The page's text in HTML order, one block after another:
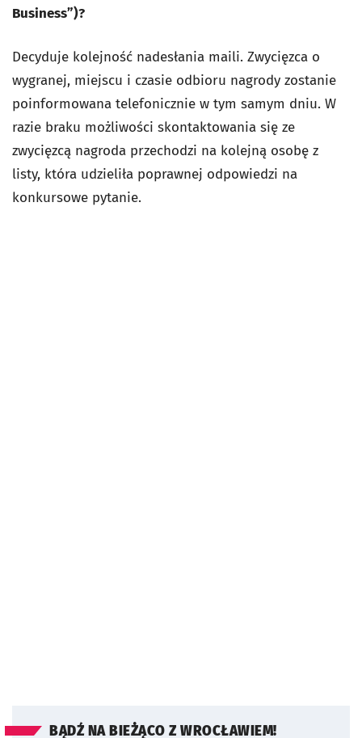
Business”)?
Decyduje kolejność nadesłania maili. Zwycięzca o
wygranej, miejscu i czasie odbioru nagrody zostanie
poinformowana telefonicznie w tym samym dniu. W
razie braku możliwości skontaktowania się ze
zwycięzcą nagroda przechodzi na kolejną osobę z
listy, która udzieliła poprawnej odpowiedzi na
konkursowe pytanie.
BĄDŹ NA BIEŻĄCO Z WROCŁAWIEM!